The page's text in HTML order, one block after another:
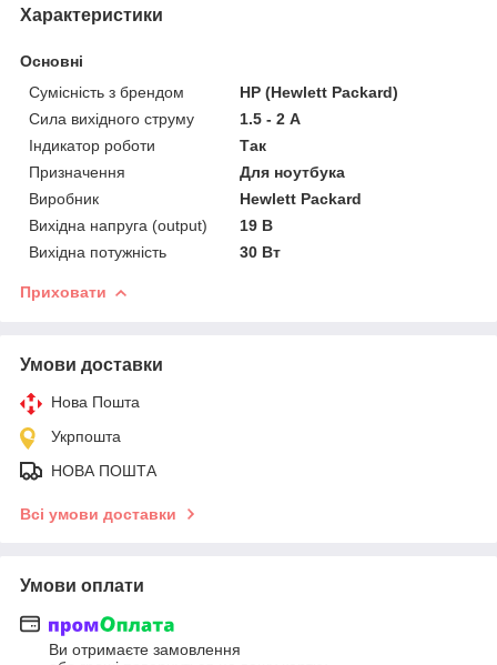
Характеристики
Основні
Сумісність з брендом
HP (Hewlett Packard)
Сила вихідного струму
1.5 - 2 А
Індикатор роботи
Так
Призначення
Для ноутбука
Виробник
Hewlett Packard
Вихідна напруга (output)
19 В
Вихідна потужність
30 Вт
Приховати
Умови доставки
Нова Пошта
Укрпошта
НОВА ПОШТА
Всі умови доставки
Умови оплати
Ви отримаєте замовлення